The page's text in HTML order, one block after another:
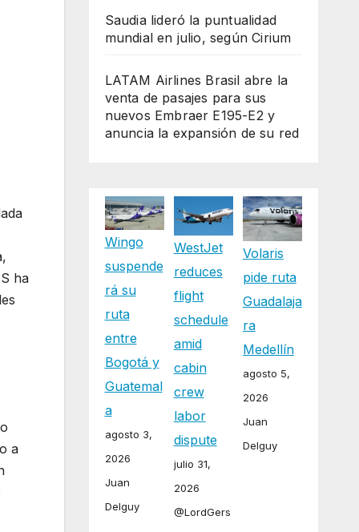
ha
a
Saudia lideró la puntualidad
mundial en julio, según Cirium
LATAM Airlines Brasil abre la
venta de pasajes para sus
nuevos Embraer E195-E2 y
anuncia la expansión de su red
Wingo
suspende
rá su
ruta
entre
Bogotá y
Guatemal
a
agosto 3,
2026
Juan
Delguy
WestJet
reduces
flight
schedule
amid
cabin
crew
labor
dispute
julio 31,
2026
@LordGers
Volaris
pide ruta
Guadalaja
ra
Medellín
agosto 5,
2026
Juan
Delguy